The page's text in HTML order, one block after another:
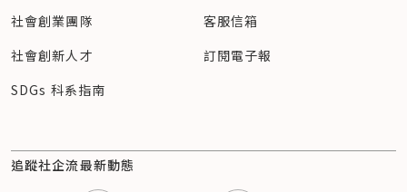
社會創業團隊
社會創新人才
SDGs 科系指南
客服信箱
訂閱電子報
追蹤社企流最新動態